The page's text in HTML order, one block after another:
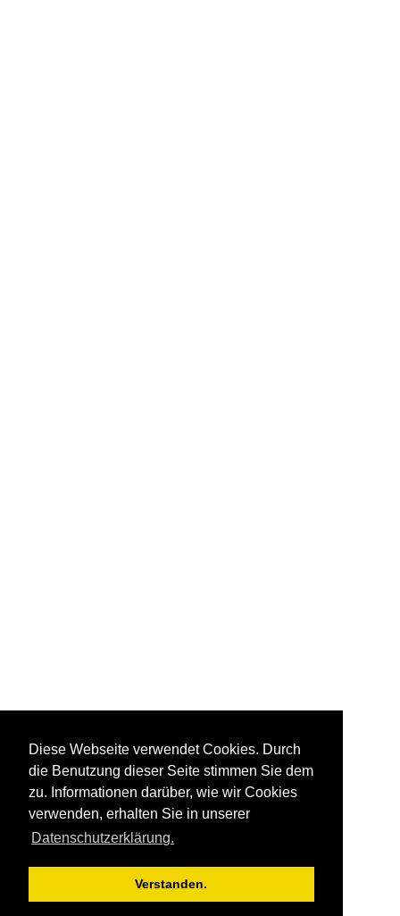
Diese Webseite verwendet Cookies. Durch
die Benutzung dieser Seite stimmen Sie dem
zu. Informationen darüber, wie wir Cookies
verwenden, erhalten Sie in unserer
Datenschutzerklärung.
Verstanden.